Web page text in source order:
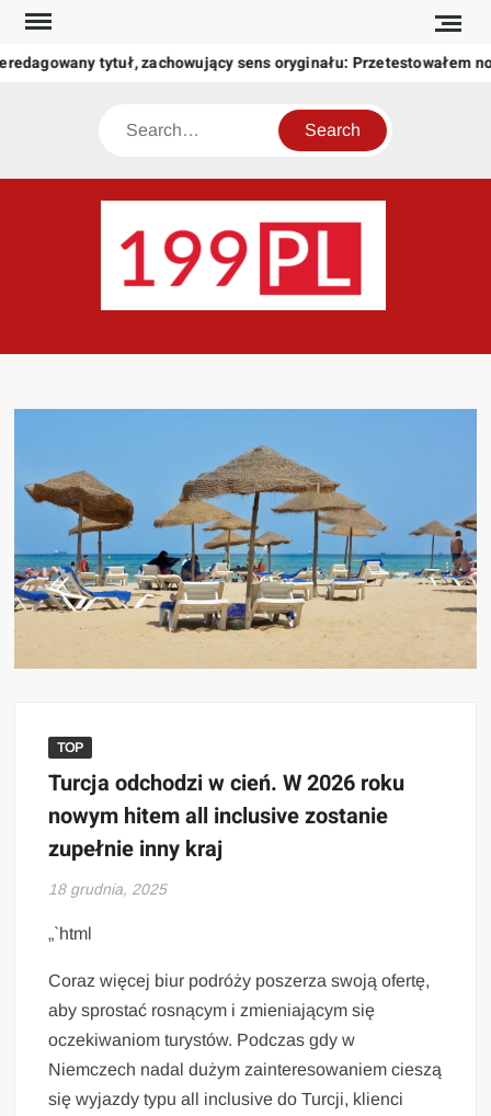
Skip
content
tytuł, zachowujący sens oryginału: Przetestowałem
Search
świat
TOP
Turcja odchodzi w cień. W 2026 roku
nowym hitem all inclusive zostanie
zupełnie inny kraj
18 grudnia, 2025
„`html
Coraz więcej biur podróży poszerza swoją ofertę,
aby sprostać rosnącym i zmieniającym się
oczekiwaniom turystów. Podczas gdy w
Niemczech nadal dużym zainteresowaniem cieszą
się wyjazdy typu all inclusive do Turcji, klienci